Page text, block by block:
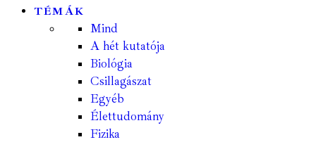
TÉMÁK
Mind
A hét kutatója
Biológia
Csillagászat
Egyéb
Élettudomány
Fizika